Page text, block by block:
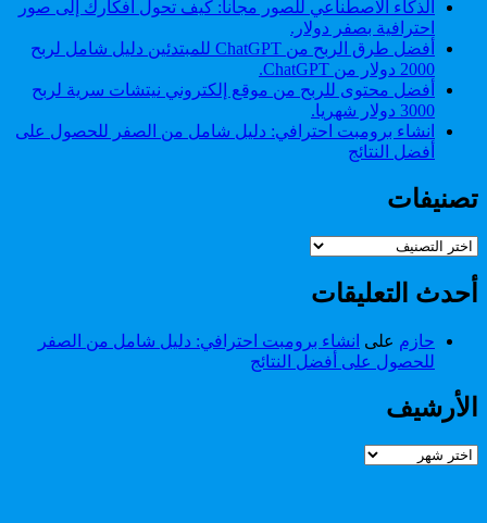
الذكاء الاصطناعي للصور مجانا: كيف تحول أفكارك إلى صور
احترافية بصفر دولار.
أفضل طرق الربح من ChatGPT للمبتدئين دليل شامل لربح
2000 دولار من ChatGPT.
أفضل محتوى للربح من موقع إلكتروني نيتشات سرية لربح
3000 دولار شهريا.
انشاء برومبت احترافي: دليل شامل من الصفر للحصول على
أفضل النتائج
تصنيفات
تصنيفات
أحدث التعليقات
حازم على انشاء برومبت احترافي: دليل شامل من الصفر
للحصول على أفضل النتائج
الأرشيف
الأرشيف